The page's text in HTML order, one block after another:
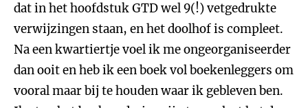
dat in het hoofdstuk GTD wel 9(!) vetgedrukte
verwijzingen staan, en het doolhof is compleet.
Na een kwartiertje voel ik me ongeorganiseerder
dan ooit en heb ik een boek vol boekenleggers om
vooral maar bij te houden waar ik gebleven ben.